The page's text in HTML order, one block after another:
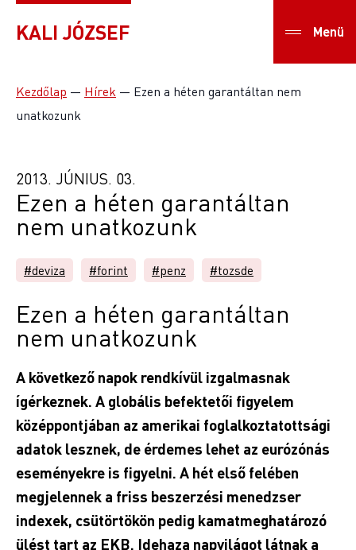
KALI JÓZSEF Menü
Kezdőlap — Hírek — Ezen a héten garantáltan nem
unatkozunk
2013. JÚNIUS. 03.
Ezen a héten garantáltan
nem unatkozunk
#deviza #forint #penz #tozsde
Ezen a héten garantáltan
nem unatkozunk
A következő napok rendkívül izgalmasnak
ígérkeznek. A globális befektetői figyelem
középpontjában az amerikai foglalkoztatottsági
adatok lesznek, de érdemes lehet az eurózónás
eseményekre is figyelni. A hét első felében
megjelennek a friss beszerzési menedzser
indexek, csütörtökön pedig kamatmeghatározó
ülést tart az EKB. Idehaza napvilágot látnak a